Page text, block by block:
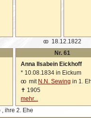
oo
18.12.1822
Nr. 61
Anna Ilsabein Eickhoff
* 10.08.1834 in Eickum
oo mit N.N. Sewing in 1.
✝ 1905
mehr...
, ihre 2. Ehe